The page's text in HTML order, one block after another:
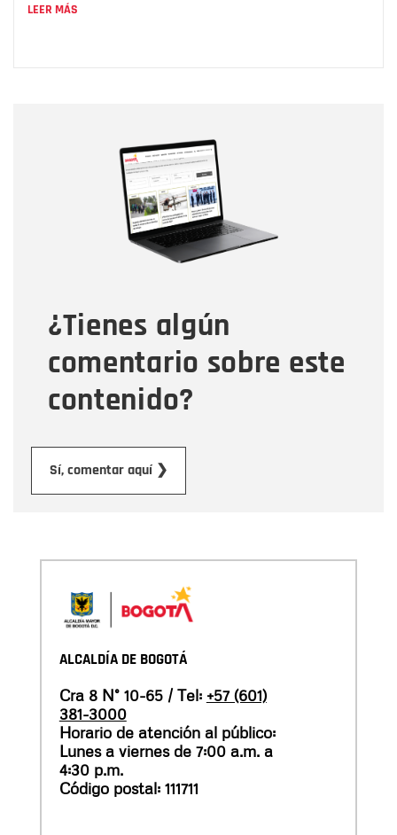
LEER MÁS
¿Tienes algún
comentario sobre este
contenido?
Sí, comentar aquí ❯
Correo electrónico
Tipo de comentario
Mensaje
ALCALDÍA DE BOGOTÁ
Cra 8 N° 10-65 / Tel: +57 (601)
381-3000
Horario de atención al público:
Lunes a viernes de 7:00 a.m. a
4:30 p.m.
Código postal: 111711